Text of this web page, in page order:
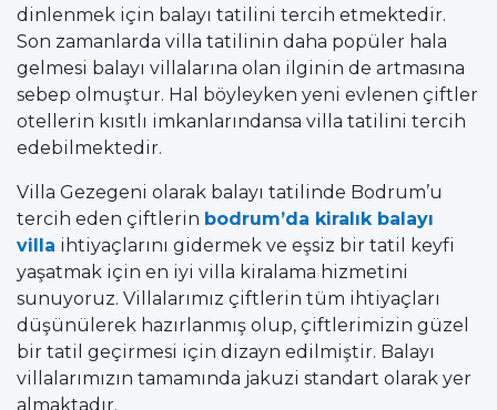
dinlenmek için balayı tatilini tercih etmektedir.
Son zamanlarda villa tatilinin daha popüler hala
gelmesi balayı villalarına olan ilginin de artmasına
sebep olmuştur. Hal böyleyken yeni evlenen çiftler
otellerin kısıtlı imkanlarındansa villa tatilini tercih
edebilmektedir.
Villa Gezegeni olarak balayı tatilinde Bodrum’u
tercih eden çiftlerin bodrum’da kiralık balayı
villa ihtiyaçlarını gidermek ve eşsiz bir tatil keyfi
yaşatmak için en iyi villa kiralama hizmetini
sunuyoruz. Villalarımız çiftlerin tüm ihtiyaçları
düşünülerek hazırlanmış olup, çiftlerimizin güzel
bir tatil geçirmesi için dizayn edilmiştir. Balayı
villalarımızın tamamında jakuzi standart olarak yer
almaktadır.